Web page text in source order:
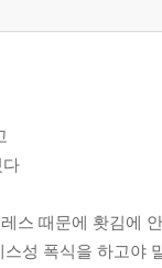
다
스 때문에 홧김에
성 폭식을 하고야